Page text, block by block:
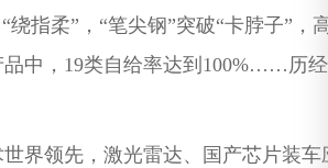
指柔”，“笔尖钢”突破“卡脖子”，
品中，19类自给率达到100%……历
领先，激光雷达、国产芯片装车